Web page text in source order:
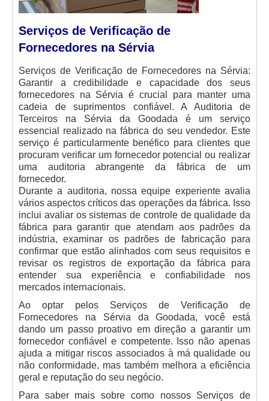
Serviços de Verificação de
Fornecedores na Sérvia
Serviços de Verificação de Fornecedores na Sérvia:
Garantir a credibilidade e capacidade dos seus
fornecedores na Sérvia é crucial para manter uma
cadeia de suprimentos confiável. A Auditoria de
Terceiros na Sérvia da Goodada é um serviço
essencial realizado na fábrica do seu vendedor. Este
serviço é particularmente benéfico para clientes que
procuram verificar um fornecedor potencial ou realizar
uma auditoria abrangente da fábrica de um
fornecedor.
Durante a auditoria, nossa equipe experiente avalia
vários aspectos críticos das operações da fábrica. Isso
inclui avaliar os sistemas de controle de qualidade da
fábrica para garantir que atendam aos padrões da
indústria, examinar os padrões de fabricação para
confirmar que estão alinhados com seus requisitos e
revisar os registros de exportação da fábrica para
entender sua experiência e confiabilidade nos
mercados internacionais.
Ao optar pelos Serviços de Verificação de
Fornecedores na Sérvia da Goodada, você está
dando um passo proativo em direção a garantir um
fornecedor confiável e competente. Isso não apenas
ajuda a mitigar riscos associados à má qualidade ou
não conformidade, mas também melhora a eficiência
geral e reputação do seu negócio.
Para saber mais sobre como nossos Serviços de